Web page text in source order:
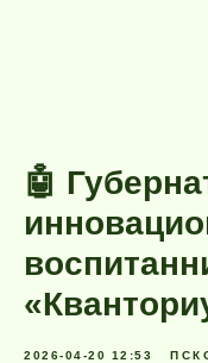
🤖
2026-04-20 12:53